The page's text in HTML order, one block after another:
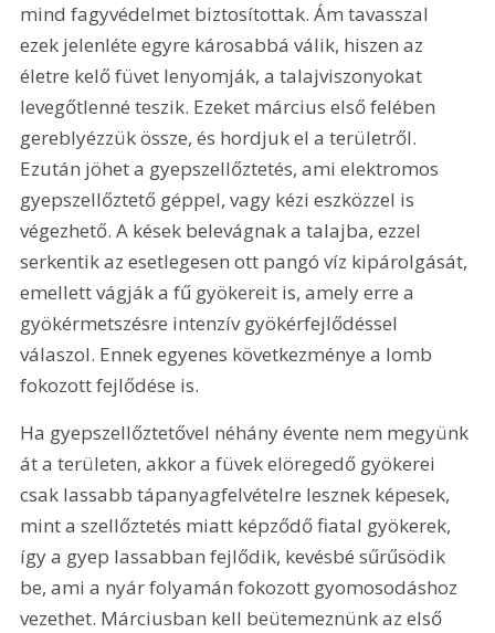
mind fagyvédelmet biztosítottak. Ám tavasszal
ezek jelenléte egyre károsabbá válik, hiszen az
életre kelő füvet lenyomják, a talajviszonyokat
levegőtlenné teszik. Ezeket március első felében
gereblyézzük össze, és hordjuk el a területről.
Ezután jöhet a gyepszellőztetés, ami elektromos
gyepszellőztető géppel, vagy kézi eszközzel is
végezhető. A kések belevágnak a talajba, ezzel
serkentik az esetlegesen ott pangó víz kipárolgását,
emellett vágják a fű gyökereit is, amely erre a
gyökérmetszésre intenzív gyökérfejlődéssel
válaszol. Ennek egyenes következménye a lomb
fokozott fejlődése is.
Ha gyepszellőztetővel néhány évente nem megyünk
át a területen, akkor a füvek elöregedő gyökerei
csak lassabb tápanyagfelvételre lesznek képesek,
mint a szellőztetés miatt képződő fiatal gyökerek,
így a gyep lassabban fejlődik, kevésbé sűrűsödik
be, ami a nyár folyamán fokozott gyomosodáshoz
vezethet. Márciusban kell beütemeznünk az első